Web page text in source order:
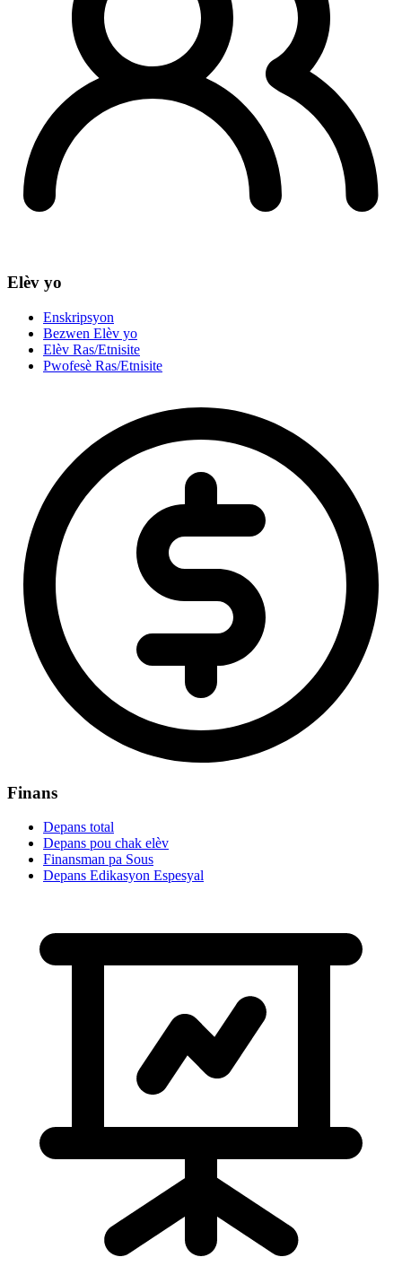
Elèv yo
Enskripsyon
Bezwen Elèv yo
Elèv Ras/Etnisite
Pwofesè Ras/Etnisite
Finans
Depans total
Depans pou chak elèv
Finansman pa Sous
Depans Edikasyon Espesyal